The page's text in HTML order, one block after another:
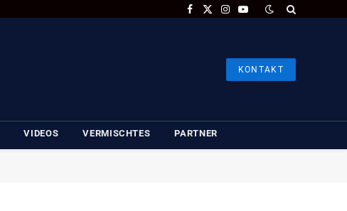
Facebook
X
Instagram
YouTube
KONTAKT
VIDEOS VERMISCHTES PARTNER